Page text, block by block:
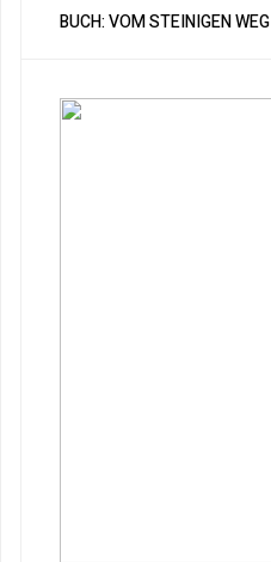
BUCH: VOM STEINIGEN WEG